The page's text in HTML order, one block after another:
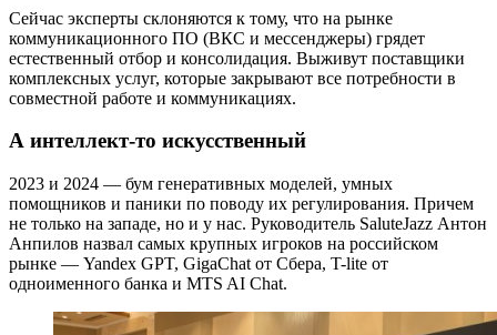
Сейчас эксперты склоняются к тому, что на рынке
коммуникационного ПО (ВКС и мессенджеры) грядет
естественный отбор и консолидация. Выживут поставщики
комплексных услуг, которые закрывают все потребности в
совместной работе и коммуникациях.
А интеллект-то искусственный
2023 и 2024 — бум генеративных моделей, умных
помощников и паники по поводу их регулирования. Причем
не только на западе, но и у нас. Руководитель SaluteJazz Антон
Анпилов назвал самых крупных игроков на российском
рынке — Yandex GPT, GigaChat от Сбера, T-lite от
одноименного банка и MTS AI Chat.